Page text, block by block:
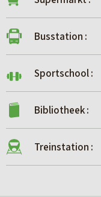
Busstation :
Sportschool :
Bibliotheek :
Treinstation :